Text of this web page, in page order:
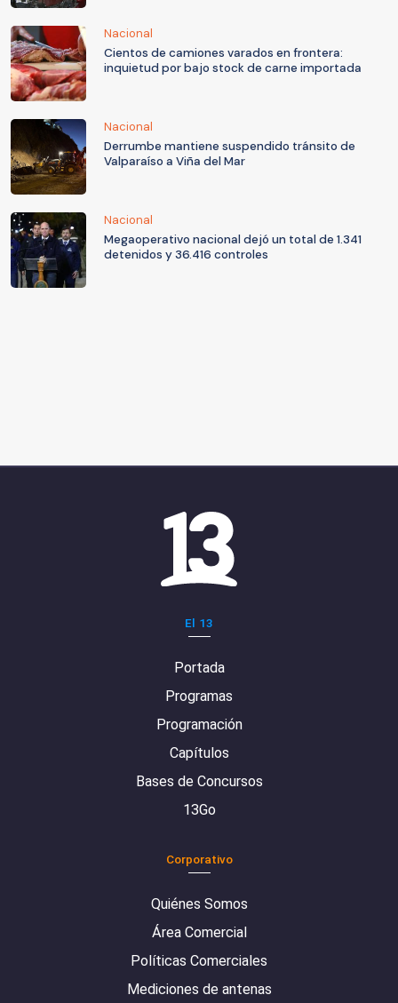
Nacional
Cientos de camiones varados en frontera:
inquietud por bajo stock de carne importada
Nacional
Derrumbe mantiene suspendido tránsito de
Valparaíso a Viña del Mar
Nacional
Megaoperativo nacional dejó un total de 1.341
detenidos y 36.416 controles
El 13
Portada
Programas
Programación
Capítulos
Bases de Concursos
13Go
Corporativo
Quiénes Somos
Área Comercial
Políticas Comerciales
Mediciones de antenas